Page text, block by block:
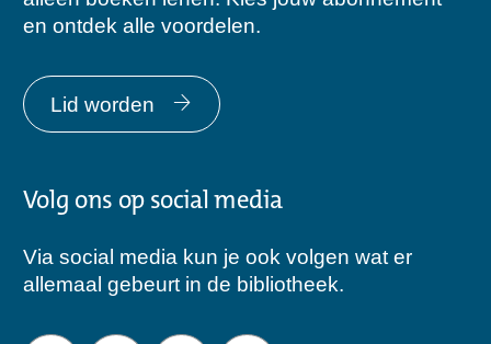
en ontdek alle voordelen.
Lid worden
Volg ons op social media
Via social media kun je ook volgen wat er
allemaal gebeurt in de bibliotheek.